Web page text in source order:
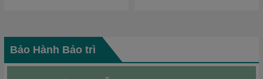
Bảo Hành Bảo trì